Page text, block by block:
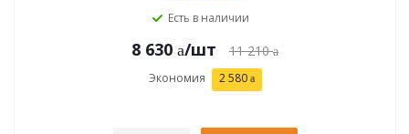
Есть в наличии
8 630 /шт 11 210
Экономия 2 580